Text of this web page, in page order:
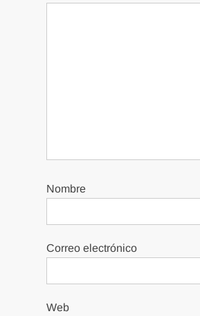
Nombre
Correo electrónico
Web